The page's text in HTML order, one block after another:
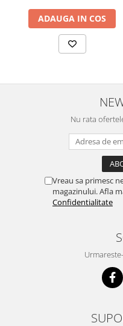
ADAUGA IN COS
Nu rata
Vreau sa primesc
magazinului. Afla
Confidentialitate